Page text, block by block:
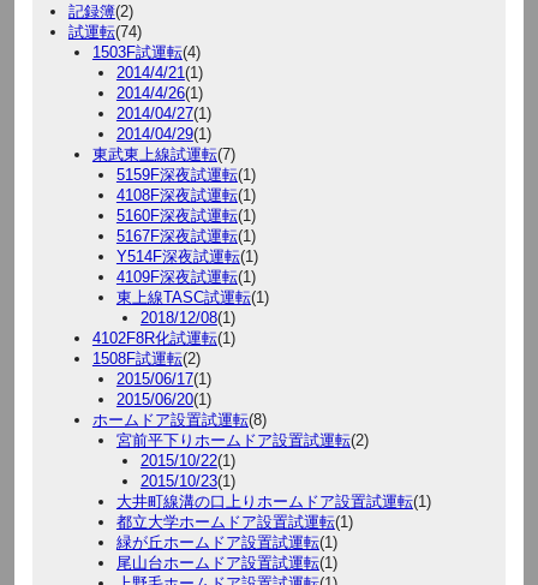
記録簿(2)
試運転(74)
1503F試運転(4)
2014/4/21(1)
2014/4/26(1)
2014/04/27(1)
2014/04/29(1)
東武東上線試運転(7)
5159F深夜試運転(1)
4108F深夜試運転(1)
5160F深夜試運転(1)
5167F深夜試運転(1)
Y514F深夜試運転(1)
4109F深夜試運転(1)
東上線TASC試運転(1)
2018/12/08(1)
4102F8R化試運転(1)
1508F試運転(2)
2015/06/17(1)
2015/06/20(1)
ホームドア設置試運転(8)
宮前平下りホームドア設置試運転(2)
2015/10/22(1)
2015/10/23(1)
大井町線溝の口上りホームドア設置試運転(1)
都立大学ホームドア設置試運転(1)
緑が丘ホームドア設置試運転(1)
尾山台ホームドア設置試運転(1)